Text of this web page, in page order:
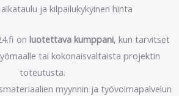
ja kilpailukykyinen hinta
on luotettava kumppani, kun tarvitset
tai kokonaisvaltaista projektin
toteutusta.
myynnin ja työvoimapalvelun